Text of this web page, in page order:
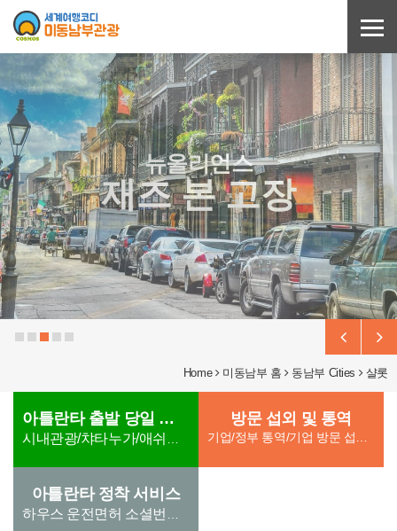
뉴올리언스
재즈 본 고장
Home 미동남부 홈 동남부 Cities 샬롯
아틀란타 출발 당일 관광 방문 섭외 및 통역
아틀란타 정착 서비스